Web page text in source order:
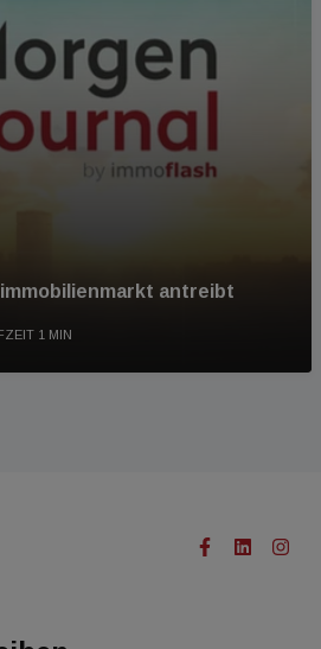
antreibt
1 MIN